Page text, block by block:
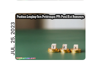
JUL. 25, 2023